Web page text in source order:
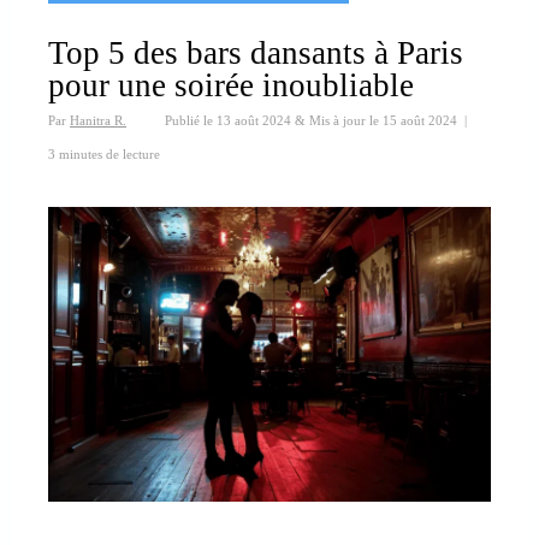
Top 5 des bars dansants à Paris
pour une soirée inoubliable
Par Hanitra R. Publié le 13 août 2024 & Mis à jour le 15 août 2024 |
3 minutes de lecture